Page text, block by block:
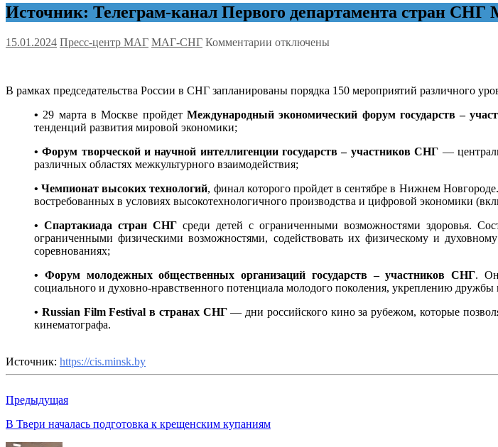
Источник: Телеграм-канал Первого департамента стран
15.01.2024 Пресс-центр МАГ МАГ-СНГ Комментарии к
председательства
в
порядка
150
мероприятий
отключены
В рамках председательства России в СНГ запланированы порядка 150 мероприятий различного
• 29 марта в Москве пройдет Международный экономический форум государств –
тенденций развития мировой экономики;
• Форум творческой и научной интеллигенции государств – участников СНГ —
различных областях межкультурного взаимодействия;
• Чемпионат высоких технологий, финал которого пройдет в сентябре в Нижнем
востребованных в условиях высокотехнологичного производства и цифровой экономики
• Спартакиада стран СНГ среди детей с ограниченными возможностями здоровья.
ограниченными физическими возможностями, содействовать их физическому и
соревнованиях;
• Форум молодежных общественных организаций государств –​ участников СНГ. Он
социального и духовно-нравственного потенциала молодого поколения, укреплению
• Russian Film Festival в странах СНГ— дни российского кино за рубежом, которые
кинематографа.
Источник: https://cis.minsk.by
Предыдущая
В Твери началась подготовка к крещенским купаниям